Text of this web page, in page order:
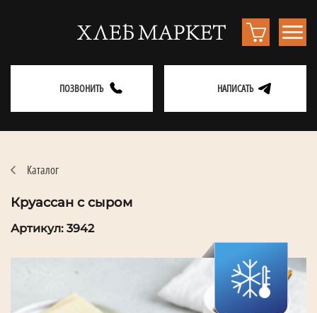
ПОЗВОНИТЬ НАПИСАТЬ
Каталог
Круассан с сыром
Артикул: 3942